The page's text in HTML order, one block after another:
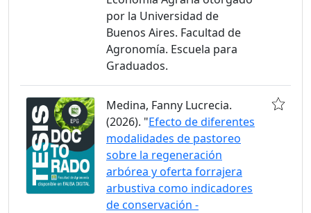
por la Universidad de
Buenos Aires. Facultad de
Agronomía. Escuela para
Graduados.
Medina, Fanny Lucrecia.
(2026). "Efecto de diferentes
modalidades de pastoreo
sobre la regeneración
arbórea y oferta forrajera
arbustiva como indicadores
de conservación -